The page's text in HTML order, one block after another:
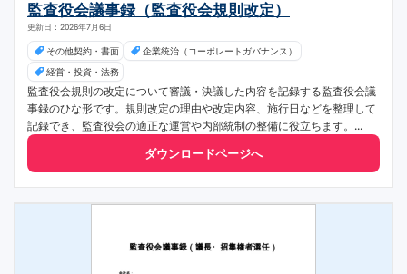
監査役会議事録（監査役会規則改定）
更新日：2026年7月6日
その他契約・書面
企業統治（コーポレートガバナンス）
経営・投資・法務
監査役会規則の改定について審議・決議した内容を記録する監査役会議
事録のひな形です。規則改定の理由や改定内容、施行日などを整理して
記録でき、監査役会の適正な運営や内部統制の整備に役立ちます。...
ダウンロードページへ